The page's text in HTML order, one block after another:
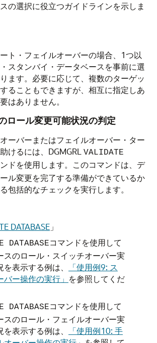
の選択に役立つガイドラインを示しま
ト・フェイルオーバーの場合、1つ以
スタンバイ・データベースを事前に選
ます。必要に応じて、複数のターゲッ
ることもできますが、相互に指定しあ
はありません。
ロール変更可能状況の判定
ーバーまたはフェイルオーバー・ター
けるには、DGMGRL VALIDATE
ドを使用します。このコマンドは、デ
ル変更を完了する準備ができているか
包括的なチェックを実行します。
DATABASE 」
DATABASEコマンドを使用して
スのロール・スイッチオーバー実
表示する例は、
「使用例9: ス
バー操作の実行」 を参照してくだ
DATABASEコマンドを使用して
スのロール・フェイルオーバー実
表示する例は、
「使用例10: 手